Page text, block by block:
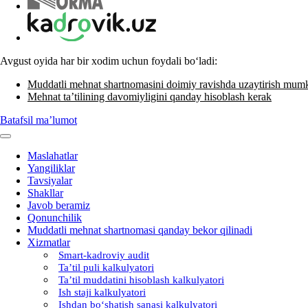
Avgust oyida har bir хodim uchun foydali boʻladi:
Muddatli mehnat shartnomasini doimiy ravishda uzaytirish
Mehnat ta’tilining davomiyligini qanday hisoblash kerak
Batafsil ma’lumot
Maslahatlar
Yangiliklar
Tavsiyalar
Shakllar
Javob beramiz
Qonunchilik
Muddatli mehnat shartnomasi qanday bekor qilinadi
Xizmatlar
Smart-kadroviy audit
Ta’til puli kalkulyatori
Ta’til muddatini hisoblash kalkulyatori
Ish staji kalkulyatori
Ishdan boʻshatish sanasi kalkulyatori